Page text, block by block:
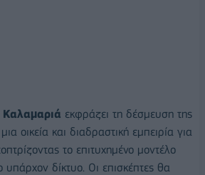
εκφράζει τη δέσμευση της
οικεία και διαδραστική εμπειρία για
το επιτυχημένο μοντέλο
δίκτυο. Οι επισκέπτες θα